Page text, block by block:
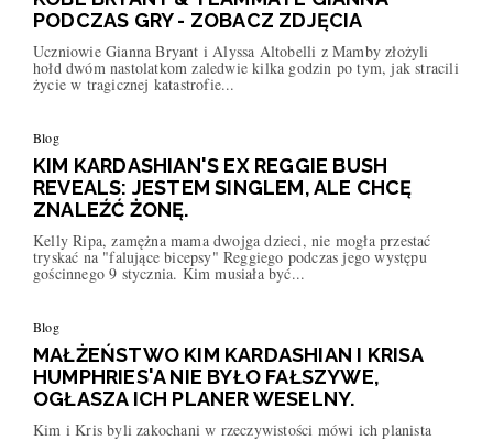
PODCZAS GRY - ZOBACZ ZDJĘCIA
Uczniowie Gianna Bryant i Alyssa Altobelli z Mamby złożyli
hołd dwóm nastolatkom zaledwie kilka godzin po tym, jak stracili
życie w tragicznej katastrofie...
Blog
KIM KARDASHIAN'S EX REGGIE BUSH
REVEALS: JESTEM SINGLEM, ALE CHCĘ
ZNALEŹĆ ŻONĘ.
Kelly Ripa, zamężna mama dwojga dzieci, nie mogła przestać
tryskać na "falujące bicepsy" Reggiego podczas jego występu
gościnnego 9 stycznia. Kim musiała być...
Blog
MAŁŻEŃSTWO KIM KARDASHIAN I KRISA
HUMPHRIES'A NIE BYŁO FAŁSZYWE,
OGŁASZA ICH PLANER WESELNY.
Kim i Kris byli zakochani w rzeczywistości mówi ich planista